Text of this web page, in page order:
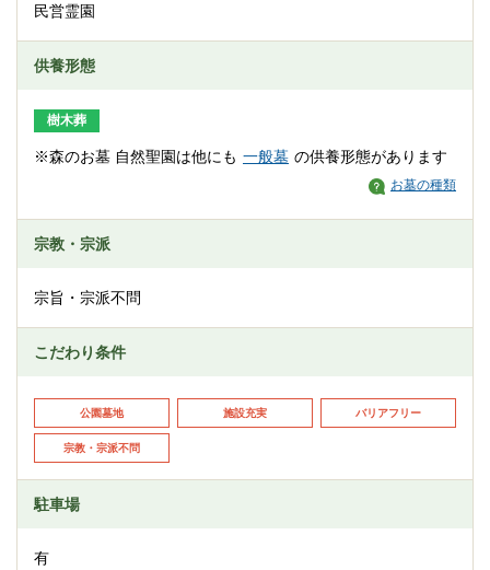
民営霊園
供養形態
樹木葬
お墓の種類
※森のお墓 自然聖園は他にも 一般墓 の供養形態があります
宗教・宗派
宗旨・宗派不問
こだわり条件
公園墓地 施設充実 バリアフリー
宗教・宗派不問
駐車場
有